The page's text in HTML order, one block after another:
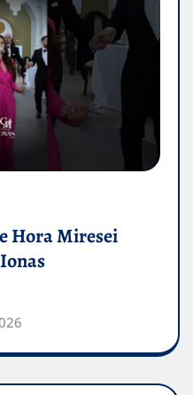
Hora Miresei